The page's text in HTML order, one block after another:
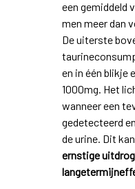
een gemiddeld
men meer dan
De uiterste
en in één blikje
1000mg. Het
wanneer een
gedetecteerd
de urine. Dit
ernstige